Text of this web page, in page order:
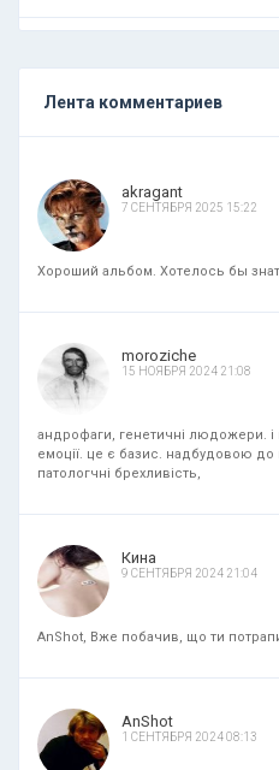
Лента комментариев
akragant
7 СЕНТЯБРЯ 2025 15:22
Хороший альбом. Хотелось бы
moroziche
15 НОЯБРЯ 2024 21:08
андрофаги, генетичні людожери.
емоції. це є базис. надбудовою до
патологчні брехливість,
Кина
9 СЕНТЯБРЯ 2024 21:04
AnShot, Вже побачив, що ти
AnShot
1 СЕНТЯБРЯ 2024 08:13